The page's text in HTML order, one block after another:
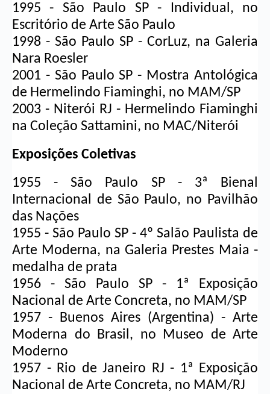
1995 - São Paulo SP - Individual, no
Escritório de Arte São Paulo
1998 - São Paulo SP - CorLuz, na Galeria
Nara Roesler
2001 - São Paulo SP - Mostra Antológica
de Hermelindo Fiaminghi, no MAM/SP
2003 - Niterói RJ - Hermelindo Fiaminghi
na Coleção Sattamini, no MAC/Niterói
Exposições Coletivas
1955 - São Paulo SP - 3ª Bienal
Internacional de São Paulo, no Pavilhão
das Nações
1955 - São Paulo SP - 4º Salão Paulista de
Arte Moderna, na Galeria Prestes Maia -
medalha de prata
1956 - São Paulo SP - 1ª Exposição
Nacional de Arte Concreta, no MAM/SP
1957 - Buenos Aires (Argentina) - Arte
Moderna do Brasil, no Museo de Arte
Moderno
1957 - Rio de Janeiro RJ - 1ª Exposição
Nacional de Arte Concreta, no MAM/RJ